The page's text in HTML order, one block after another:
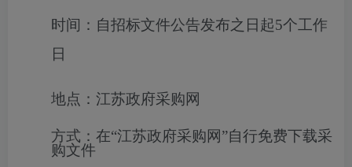
时间： 自招标文件公告发布之日起5个工作
日
地点： 江苏政府采购网
方式： 在“江苏政府采购网”自行免费下载采
购文件